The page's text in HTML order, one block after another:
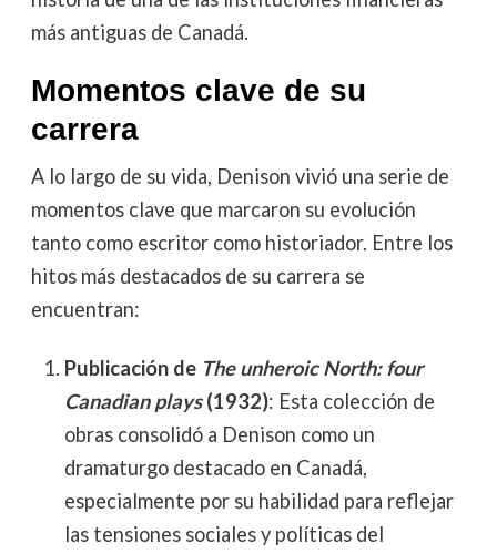
más antiguas de Canadá.
Momentos clave de su
carrera
A lo largo de su vida, Denison vivió una serie de
momentos clave que marcaron su evolución
tanto como escritor como historiador. Entre los
hitos más destacados de su carrera se
encuentran:
Publicación de The unheroic North: four
Canadian plays(1932): Esta colección de
obras consolidó a Denison como un
dramaturgo destacado en Canadá,
especialmente por su habilidad para reflejar
las tensiones sociales y políticas del